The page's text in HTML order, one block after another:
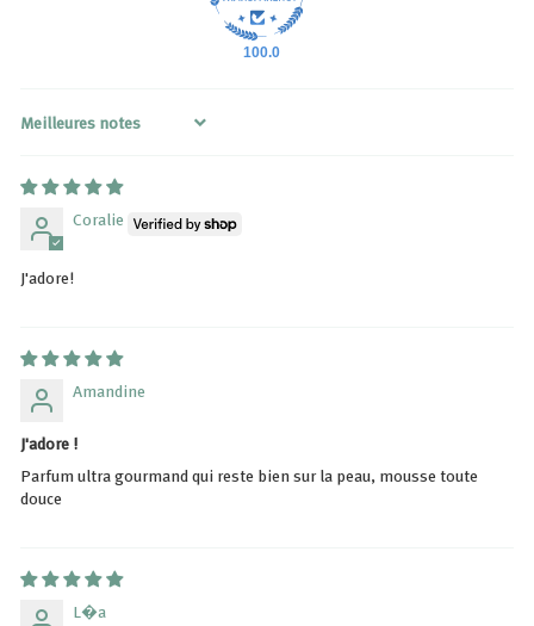
100.0
Sort by
Coralie
J'adore!
Amandine
J'adore !
Parfum ultra gourmand qui reste bien sur la peau, mousse toute
douce
L�a